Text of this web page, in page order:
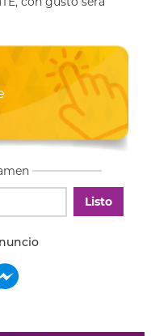
Listo